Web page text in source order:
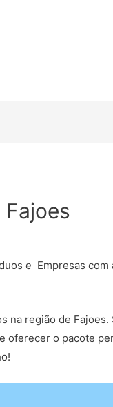
e Empresas com
na região de Fajoes.
oferecer o pacote